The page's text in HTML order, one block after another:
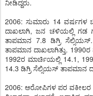
ನೀಡಿದ್ದರು.
2006: ಸುಮಾರು 14
ದಾಖಲಾಗಿ, ಜನ ಚಳಿಯಲ್ಲಿ ಗಡ
ತಾಪಮಾನ 7.8 ಡಿಗ್ರಿ
ತಾಪಮಾನ ದಾಖಲಾಗಿತ್ತು.
1992ರ ಮಾರ್ಚಿಯಲ್ಲಿ 14.1,
14.3 ಡಿಗ್ರಿ ಸೆಲ್ಸಿಯಸ್ ತಾಪಮಾನ
2006: ಆರೋಪಿಗಳ ಪರ ವಕೀಲರ